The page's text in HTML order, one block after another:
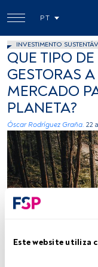
Este website utiliza
PT
INVESTIMENTO
QUE TIPO
GESTORAS
MERCADO
PLANETA?
Óscar Rodríguez Graña. 22